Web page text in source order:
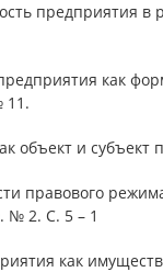
предприятия в
как
11.
объект и
правового
№ 2. С. 5 – 1
как